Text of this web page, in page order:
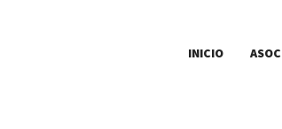
INICIO